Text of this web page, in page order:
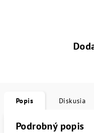
Popis Diskusia
Podrobný popis